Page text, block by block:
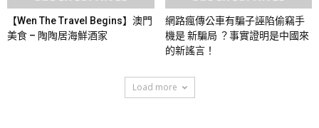
【Wen The Travel Begins】澳門
美食 – 陶陶居海鮮酒家
網路瘋傳公車有騙子誣陷偷竊手
機是 新騙局 ？事實證明是中國來
的新謠言！
Load more